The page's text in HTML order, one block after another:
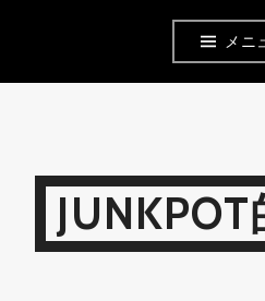
メニ